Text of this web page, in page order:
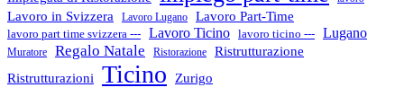
Lavoro in Svizzera Lavoro Lugano Lavoro Part-Time
lavoro part time svizzera --- Lavoro Ticino lavoro ticino --- Lugano
Muratore Regalo Natale Ristorazione
Ristrutturazione
Ristrutturazioni
Ticino Zurigo